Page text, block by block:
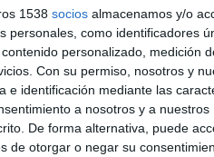
1538 socios almacenamos y/o
personales, como identificadores
personalizado, medición
Con su permiso, nosotros y
e identificación mediante las
a nosotros y a
De forma alternativa, puede
de otorgar o negar su